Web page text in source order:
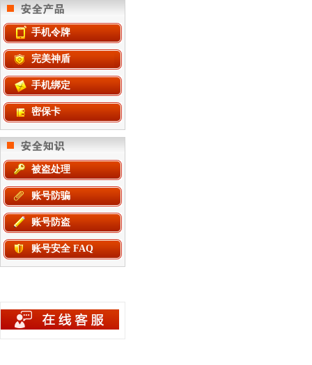
手机令牌
完美神盾
手机绑定
密保卡
被盗处理
账号防骗
账号防盗
账号安全 FAQ